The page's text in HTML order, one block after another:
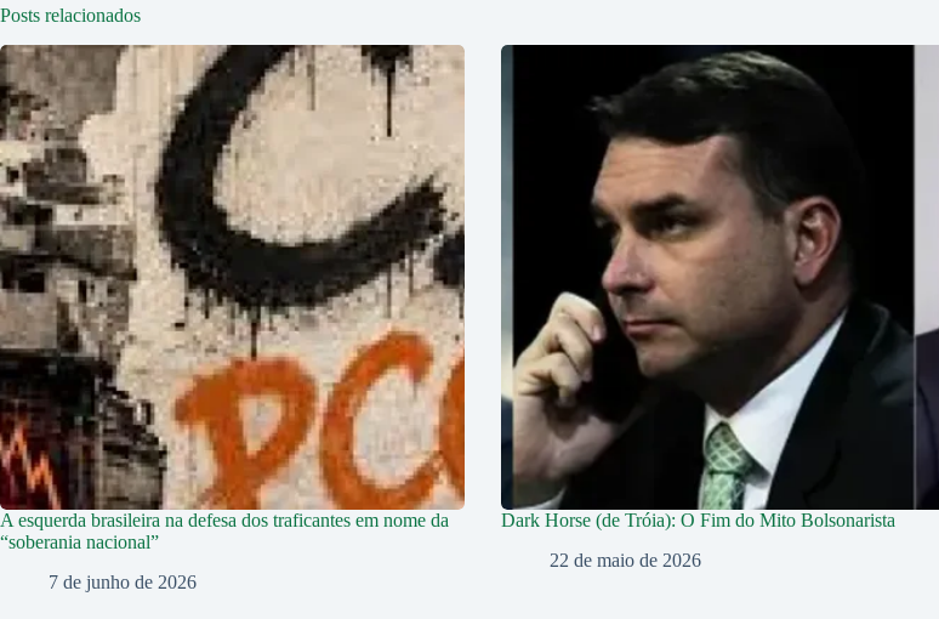
Posts relacionados
A esquerda brasileira na defesa dos traficantes em nome da
“soberania nacional”
7 de junho de 2026
Dark Horse (de Tróia): O Fim do Mito Bolsonarista
22 de maio de 2026